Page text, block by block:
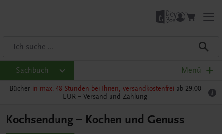
Sachbuch Menü
Bücher in max. 48 Stunden bei Ihnen, versandkostenfrei ab 29,00
EUR – Versand und Zahlung
Kochsendung – Kochen und Genuss